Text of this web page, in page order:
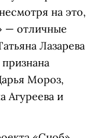
на это,
— отличные
Лазарева
Мороз,
Агуреева и